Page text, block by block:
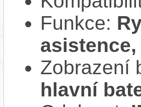
Funkce:
Zobrazení
hlavní